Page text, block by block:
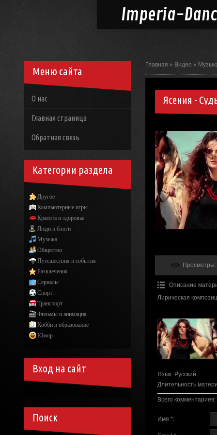
Imperia-
Главная » Видео »
Ясения -
Просмотры
Описание
Лирическая
Язык: Русский
Длительность
Всего комментариев:
Имя *:
Меню сайта
О нас
Главная страница
Обратная связь
Категории раздела
Другое
Компьютерные игры
Красота и здоровье
Люди и блоги
Музыка
Общество
Путешествия и события
Развлечения
Сериалы
Спорт
Транспорт
Фильмы и анимация
Хобби и образование
Юмор
Вход на сайт
Поиск